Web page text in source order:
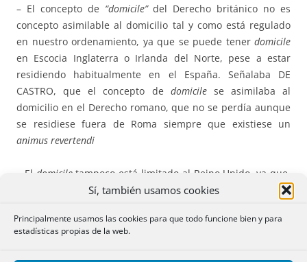
Sí, también usamos cookies
Principalmente usamos las cookies para que todo funcione bien y para
estadísticas propias de la web.
– El concepto de “domicile”del Derecho británico no es
concepto asimilable al domicilio tal y como está regulado
en nuestro ordenamiento, ya que se puede tener domicile
en Escocia Inglaterra o Irlanda del Norte, pese a estar
residiendo habitualmente en el España. Señalaba DE
CASTRO, que el concepto de domicilese asimilaba al
domicilio en el Derecho romano, que no se perdía aunque
se residiese fuera de Roma siempre que existiese un
animus revertendi
– El domiciletampoco está limitado al Reino Unido, ya que,
conforme al Derecho británico se puede tener el
domicile
problemas en el caso deprofessio iuriso elección de la ley
británica por un nacional británico residente en España